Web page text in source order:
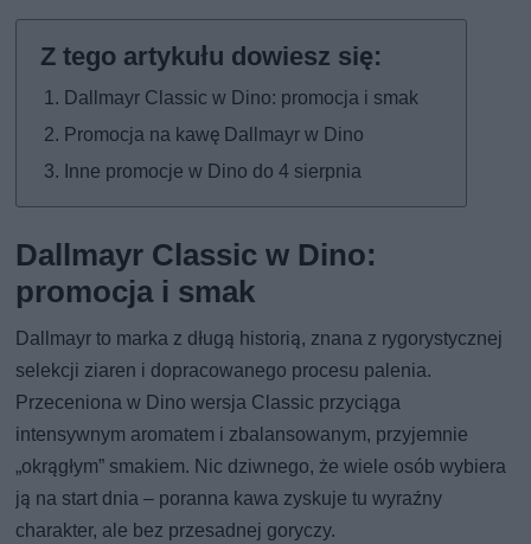
Dallmayr Classic w Dino: promocja i smak
Promocja na kawę Dallmayr w Dino
Inne promocje w Dino do 4 sierpnia
Dallmayr Classic w Dino:
promocja i smak
Dallmayr to marka z długą historią, znana z rygorystycznej
selekcji ziaren i dopracowanego procesu palenia.
Przeceniona w Dino wersja Classic przyciąga
intensywnym aromatem i zbalansowanym, przyjemnie
„okrągłym” smakiem. Nic dziwnego, że wiele osób wybiera
ją na start dnia – poranna kawa zyskuje tu wyraźny
charakter, ale bez przesadnej goryczy.